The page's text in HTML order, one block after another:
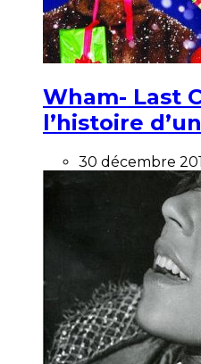
Wham- Last
l’histoire
30 décembre